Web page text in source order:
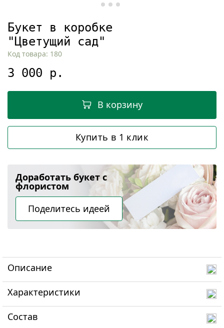
Букет в коробке
"Цветущий сад"
Код товара: 180
3 000 р.
В корзину
Купить в 1 клик
Доработать букет с
флористом
Поделитесь идеей
Описание
Характеристики
Состав